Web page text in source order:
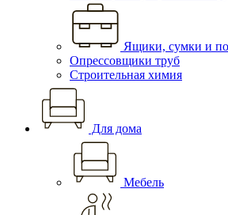
Ящики, сумки и
Опрессовщики труб
Строительная химия
Для дома
Мебель